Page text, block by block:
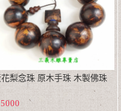
梨念珠 原木手珠 木製佛珠
5000